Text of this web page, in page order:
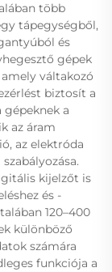
több
tápegységből,
és
gépek
váltakozó
biztosít a
gépeknek a
az áram
az elektróda
kijelzőt is
és -
120–400
különböző
számára
funkciója a